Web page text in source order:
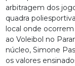
arbitragem dos
quadra
local onde
ao Voleibol no
núcleo, Simone
os valores